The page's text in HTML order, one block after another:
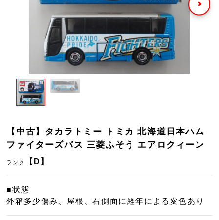
【中古】タカラトミー トミカ 北海道日本ハム
ファイターズバス 三菱ふそう エアロクィーン
ランク 【D】
■状態
外箱多少傷み、屋根、右側面に経年による変色あり